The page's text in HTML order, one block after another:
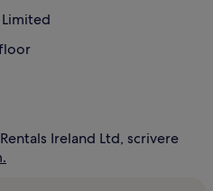
Ireland Ltd, scrivere